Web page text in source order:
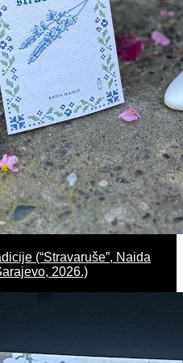
(“Stravaruše”, Naida
2026.)